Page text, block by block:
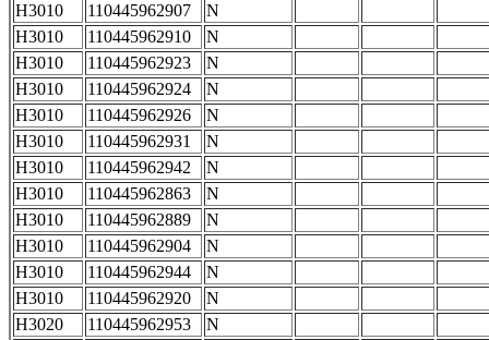
H3010
110445962907
N
H3010
110445962910
N
H3010
110445962923
N
H3010
110445962924
N
H3010
110445962926
N
H3010
110445962931
N
H3010
110445962942
N
H3010
110445962863
N
H3010
110445962889
N
H3010
110445962904
N
H3010
110445962944
N
H3010
110445962920
N
H3020
110445962953
N